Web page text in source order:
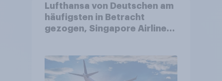
Lufthansa von Deutschen am
häufigsten in Betracht
gezogen, Singapore Airlines